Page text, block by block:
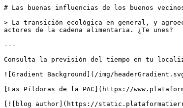
# Las buenas influencias de los buenos
> La transición ecológica en general, y
actores de la cadena alimentaria. ¿Te unes?
---
Consulta la previsión del tiempo en tu
![Gradient Background](/img/
[Las Píldoras de la PAC](https://
[![blog author](https://